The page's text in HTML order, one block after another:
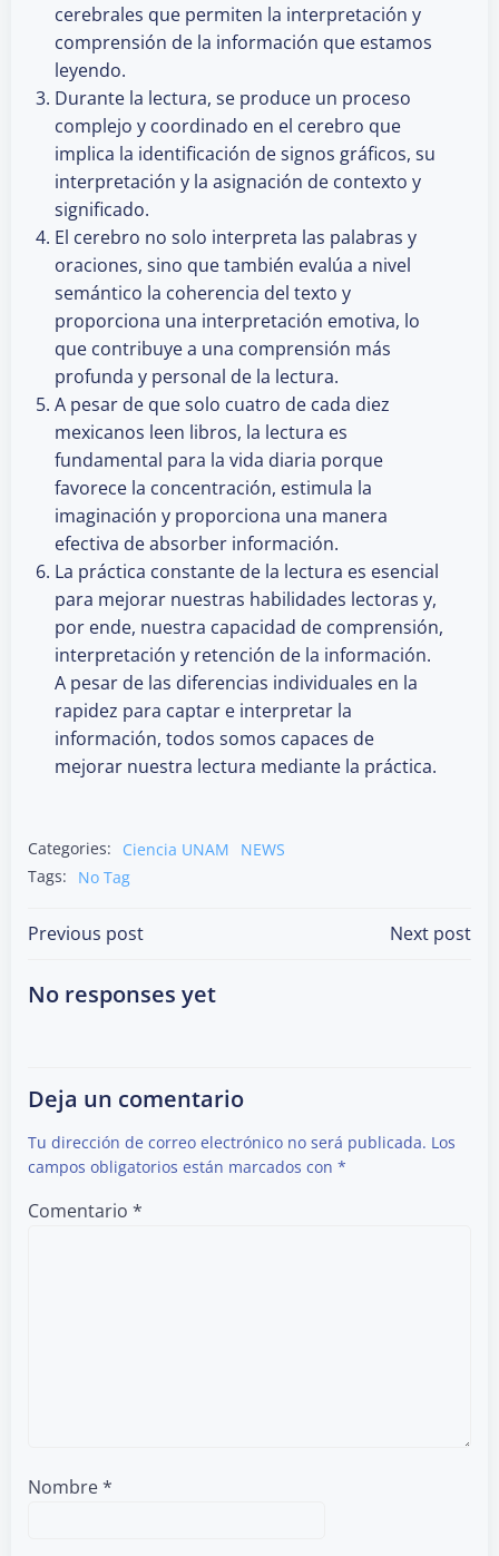
cerebrales que permiten la interpretación y
comprensión de la información que estamos
leyendo.
Durante la lectura, se produce un proceso
complejo y coordinado en el cerebro que
implica la identificación de signos gráficos, su
interpretación y la asignación de contexto y
significado.
El cerebro no solo interpreta las palabras y
oraciones, sino que también evalúa a nivel
semántico la coherencia del texto y
proporciona una interpretación emotiva, lo
que contribuye a una comprensión más
profunda y personal de la lectura.
A pesar de que solo cuatro de cada diez
mexicanos leen libros, la lectura es
fundamental para la vida diaria porque
favorece la concentración, estimula la
imaginación y proporciona una manera
efectiva de absorber información.
La práctica constante de la lectura es esencial
para mejorar nuestras habilidades lectoras y,
por ende, nuestra capacidad de comprensión,
interpretación y retención de la información.
A pesar de las diferencias individuales en la
rapidez para captar e interpretar la
información, todos somos capaces de
mejorar nuestra lectura mediante la práctica.
Categories: Ciencia UNAM
NEWS
Tags:
No Tag
Post
navigation
Previous post Next post
No responses yet
Deja un comentario
Tu dirección de correo electrónico no será publicada. Los
campos obligatorios están marcados con *
Comentario *
Nombre*